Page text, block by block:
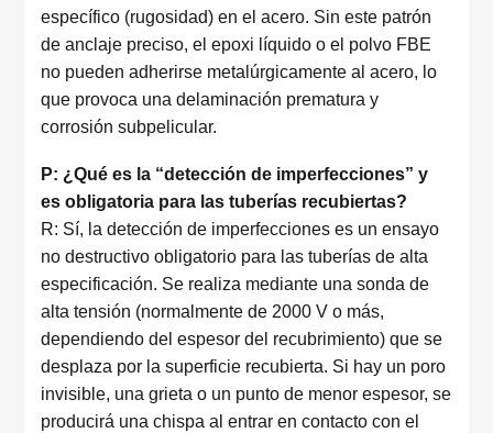
específico (rugosidad) en el acero. Sin este patrón
de anclaje preciso, el epoxi líquido o el polvo FBE
no pueden adherirse metalúrgicamente al acero, lo
que provoca una delaminación prematura y
corrosión subpelicular.
P: ¿Qué es la “detección de imperfecciones” y
es obligatoria para las tuberías recubiertas?
R: Sí, la detección de imperfecciones es un ensayo
no destructivo obligatorio para las tuberías de alta
especificación. Se realiza mediante una sonda de
alta tensión (normalmente de 2000 V o más,
dependiendo del espesor del recubrimiento) que se
desplaza por la superficie recubierta. Si hay un poro
invisible, una grieta o un punto de menor espesor, se
producirá una chispa al entrar en contacto con el